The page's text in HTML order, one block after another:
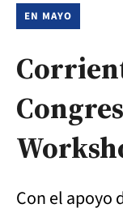
EN MAYO
Con el apoyo